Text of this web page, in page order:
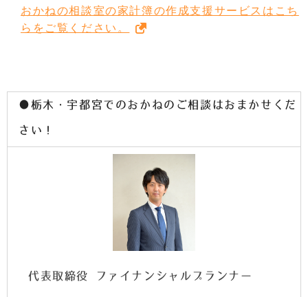
おかねの相談室の家計簿の作成支援サービスはこち
らをご覧ください。
●栃木・宇都宮でのおかねのご相談はおまかせくだ
さい！
代表取締役 ファイナンシャルプランナー